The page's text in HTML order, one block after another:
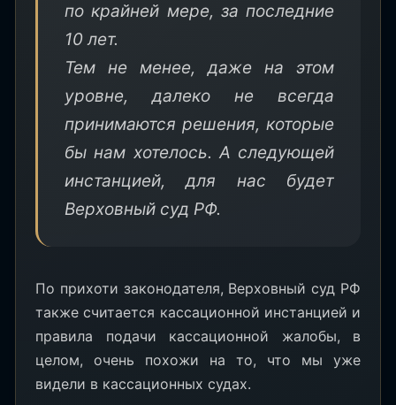
по крайней мере, за последние
10 лет.
Тем не менее, даже на этом
уровне, далеко не всегда
принимаются решения, которые
бы нам хотелось. А следующей
инстанцией, для нас будет
Верховный суд РФ.
По прихоти законодателя, Верховный суд РФ
также считается кассационной инстанцией и
правила подачи кассационной жалобы, в
целом, очень похожи на то, что мы уже
видели в кассационных судах.